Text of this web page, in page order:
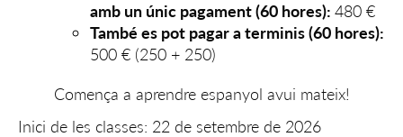
amb un únic pagament (60 hores): 480 €
També es pot pagar a terminis (60 hores):
500 € (250 + 250)
Comença a aprendre espanyol avui mateix!
Inici de les classes: 22 de setembre de 2026